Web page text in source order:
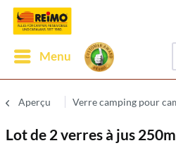
Menu
Aperçu Verre camping pour
Lot de 2 verres à jus